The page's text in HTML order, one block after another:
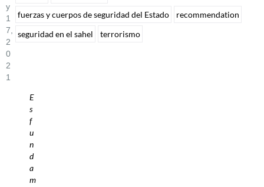
Y
1
7,
2
0
2
1
E
s
f
u
n
d
a
m
fuerzas y cuerpos de seguridad del Estado
recommendation
seguridad en el sahel
terrorismo